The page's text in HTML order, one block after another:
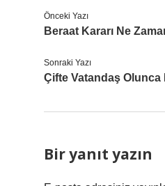
Önceki Yazı
Beraat Kararı Ne
Sonraki Yazı
Çifte Vatandaş Olunca
Bir yanıt yazın